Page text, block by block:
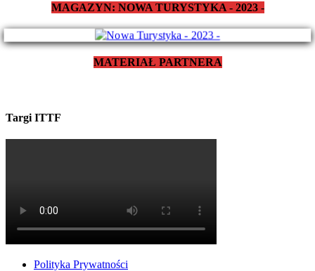
MAGAZYN: NOWA TURYSTYKA - 2023 -
MATERIAŁ PARTNERA
Targi ITTF
Polityka Prywatności